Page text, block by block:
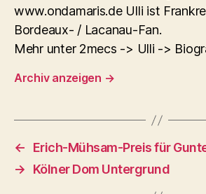
www.ondamaris.de Ulli ist
Bordeaux- / Lacanau-Fan.
Mehr unter 2mecs -> Ulli ->
Archiv anzeigen →
←
Erich-Mühsam-Preis für
→
Kölner Dom Untergrund